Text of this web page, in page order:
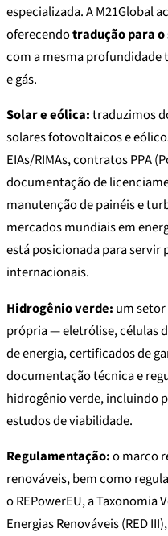
especializada. A M21Global
oferecendotradução para
com a mesma profundidade
e gás.
Solar e eólica:traduzimos
solares fotovoltaicos e
EIAs/RIMAs, contratos PPA
documentação de
manutenção de painéis e
mercados mundiais em
está posicionada para
internacionais.
Hidrogênio verde: um
própria — eletrólise, células
de energia, certificados de
documentação técnica e
hidrogênio verde, incluindo
estudos de viabilidade.
Regulamentação:o marco
renováveis, bem como
o REPowerEU, a Taxonomia
Energias Renováveis (RED